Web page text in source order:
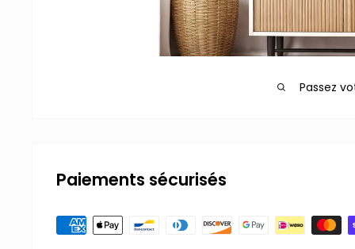
Passez
Paiements sécurisés